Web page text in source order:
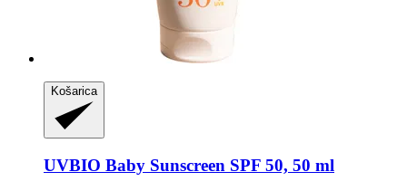
Košarica
UVBIO Baby Sunscreen SPF 50, 50 ml